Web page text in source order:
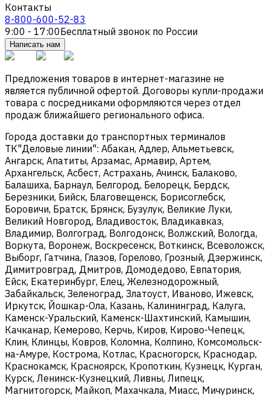
Контакты
8-800-600-52-83
9:00 - 17:00Бесплатный звонок по России
Написать нам
Предложения товаров в интернет-магазине не
является публичной офертой. Договоры купли-продажи
товара с посредниками оформляются через отдел
продаж ближайшего регионального офиса.
Города доставки до транспортных терминалов
ТК"Деловые линии": Абакан, Адлер, Альметьевск,
Ангарск, Апатиты, Арзамас, Армавир, Артем,
Архангельск, Асбест, Астрахань, Ачинск, Балаково,
Балашиха, Барнаул, Белгород, Белорецк, Бердск,
Березники, Бийск, Благовещенск, Борисоглебск,
Боровичи, Братск, Брянск, Бузулук, Великие Луки,
Великий Новгород, Владивосток, Владикавказ,
Владимир, Волгоград, Волгодонск, Волжский, Вологда,
Воркута, Воронеж, Воскресенск, Воткинск, Всеволожск,
Выборг, Гатчина, Глазов, Горелово, Грозный, Дзержинск,
Димитровград, Дмитров, Домодедово, Евпатория,
Ейск, Екатеринбург, Елец, Железнодорожный,
Забайкальск, Зеленоград, Златоуст, Иваново, Ижевск,
Иркутск, Йошкар-Ола, Казань, Калининград, Калуга,
Каменск-Уральский, Каменск-Шахтинский, Камышин,
Качканар, Кемерово, Керчь, Киров, Кирово-Чепецк,
Клин, Клинцы, Ковров, Коломна, Колпино, Комсомольск-
на-Амуре, Кострома, Котлас, Красногорск, Краснодар,
Краснокамск, Красноярск, Кропоткин, Кузнецк, Курган,
Курск, Ленинск-Кузнецкий, Ливны, Липецк,
Магнитогорск, Майкоп, Махачкала, Миасс, Мичуринск,